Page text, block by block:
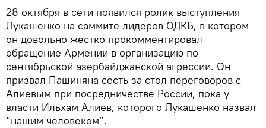
28 октября в сети появился ролик выступления
Лукашенко на саммите лидеров ОДКБ, в котором
он довольно жестко прокомментировал
обращение Армении в организацию по
сентябрьской азербайджанской агрессии. Он
призвал Пашиняна сесть за стол переговоров с
Алиевым при посредничестве России, пока у
власти Ильхам Алиев, которого Лукашенко назвал
“нашим человеком”.